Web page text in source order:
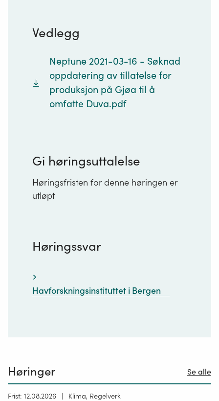
Vedlegg
Neptune 2021-03-16 - Søknad
oppdatering av tillatelse for
produksjon på Gjøa til å
omfatte Duva.pdf
Gi høringsuttalelse
Høringsfristen for denne høringen er
utløpt
Høringssvar
Havforskningsinstituttet i Bergen
Høringer Se alle
Høring
Frist: 12.08.2026 Klima, Regelverk